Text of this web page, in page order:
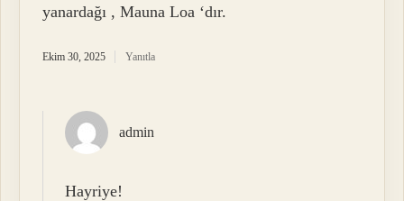
yanardağı , Mauna Loa ‘dır.
Ekim 30, 2025 Yanıtla
admin
Hayriye!